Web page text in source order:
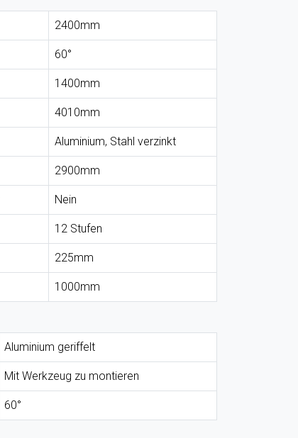
2400mm
60°
1400mm
4010mm
Aluminium, Stahl verzinkt
2900mm
Nein
12 Stufen
225mm
1000mm
Aluminium geriffelt
Mit Werkzeug zu montieren
60°